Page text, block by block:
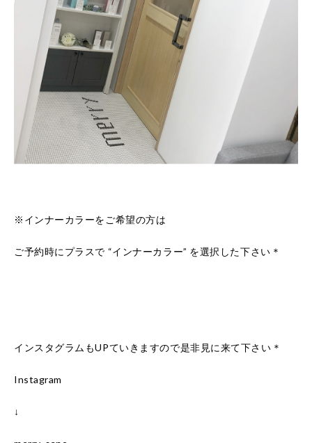
※インナーカラーをご希望の方は
ご予約時にプラスで “インナーカラー” を選択した下さい＊
インスタグラムもUPていきますので是非見に来て下さい＊
Instagram
↓